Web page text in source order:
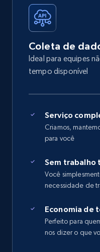
Coleta de
Ideal para equipes
tempo disponível
Serviço
Criamos,
para você
Sem trabalho
Você
necessidade de
Economia de
Perfeito para
nos dizer o que